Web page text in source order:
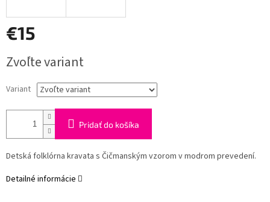
€15
cena:
Zvoľte variant
Variant
Pridať do košíka
Detská folklórna kravata s Čičmanským vzorom v modrom prevedení.
Detailné informácie